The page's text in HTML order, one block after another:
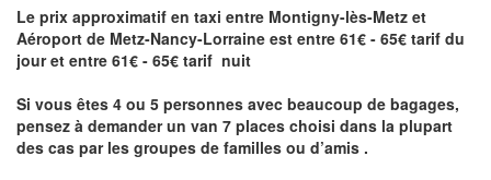
Le prix approximatif en taxi entre Montigny-lès-Metz et
Aéroport de Metz-Nancy-Lorraine est entre 61€ - 65€ tarif du
jour et entre 61€ - 65€ tarif nuit
Si vous êtes 4 ou 5 personnes avec beaucoup de bagages,
pensez à demander un van 7 places choisi dans la plupart
des cas par les groupes de familles ou d’amis .